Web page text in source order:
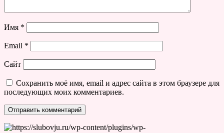
Имя *
Email *
Сайт
Сохранить моё имя, email и адрес сайта в этом браузере для
последующих моих комментариев.